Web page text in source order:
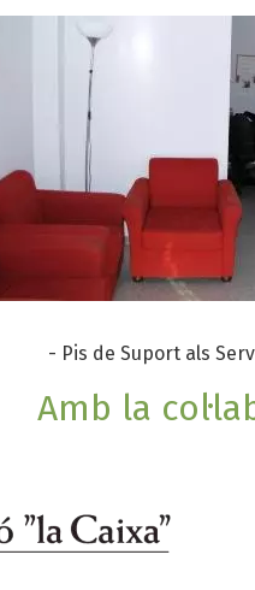
- Pis de Suport als
Amb la